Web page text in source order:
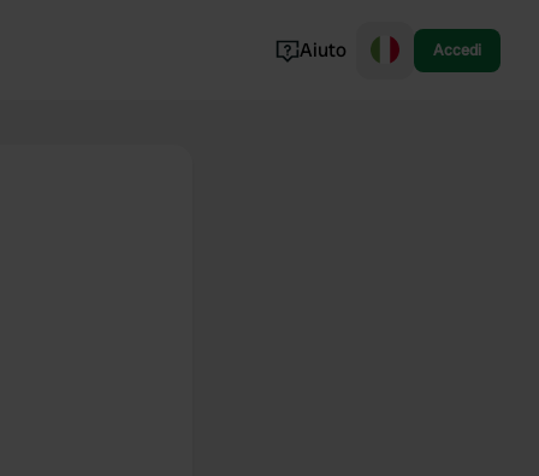
Aiuto Accedi